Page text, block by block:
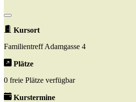
Kursort
Familientreff Adamgasse 4
Plätze
0 freie Plätze verfügbar
Kurstermine